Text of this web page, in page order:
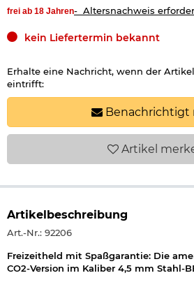
frei ab 18 Jahren- Altersnachweis
kein Liefertermin bekannt
Erhalte eine Nachricht, wenn der
eintrifft:
Benachrichtigt
Artikel
Artikelbeschreibung
Art.-Nr.: 92206
Freizeitheld mit Spaßgarantie: Die
CO2-Version im Kaliber 4,5 mm Stahl-